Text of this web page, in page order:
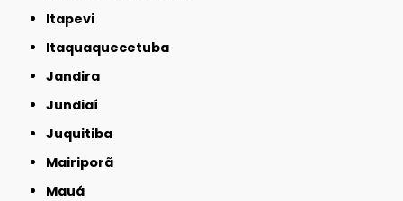
Itapevi
Itaquaquecetuba
Jandira
Jundiaí
Juquitiba
Mairiporã
Mauá